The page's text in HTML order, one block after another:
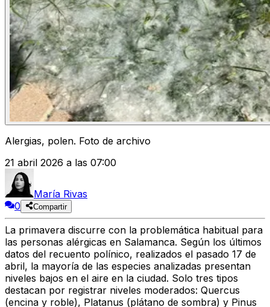
Alergias, polen. Foto de archivo
21 abril 2026 a las 07:00
María Rivas
0
Compartir
La primavera discurre con la problemática habitual para
las personas alérgicas en Salamanca. Según los últimos
datos del recuento polínico, realizados el pasado 17 de
abril, la mayoría de las especies analizadas presentan
niveles bajos en el aire en la ciudad. Solo tres tipos
destacan por registrar niveles moderados: Quercus
(encina y roble), Platanus (plátano de sombra) y Pinus